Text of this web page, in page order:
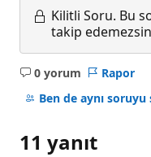
Kilitli Soru. Bu
takip
0 yorum
Açıklama
yok
Rapor
Ben de aynı
11 yanıt